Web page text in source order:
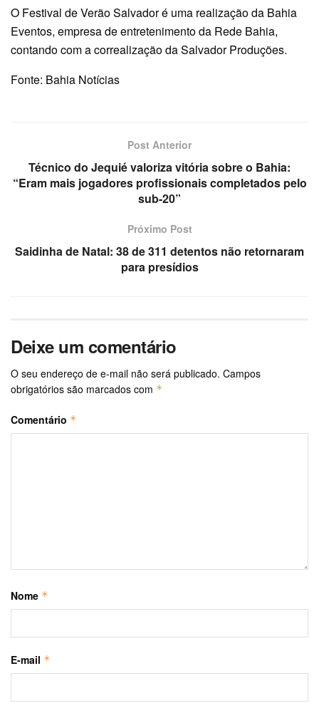
O Festival de Verão Salvador é uma realização da Bahia
Eventos, empresa de entretenimento da Rede Bahia,
contando com a correalização da Salvador Produções.
Fonte: Bahia Notícias
Post Anterior
Técnico do Jequié valoriza vitória sobre o Bahia:
“Eram mais jogadores profissionais completados pelo
sub-20”
Próximo Post
Saidinha de Natal: 38 de 311 detentos não retornaram
para presídios
Deixe um comentário
O seu endereço de e-mail não será publicado. Campos
obrigatórios são marcados com *
Comentário *
Nome *
E-mail *